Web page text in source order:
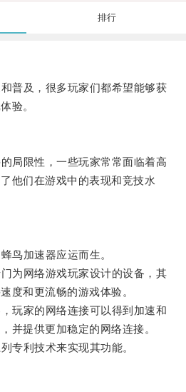
排行
及，很多玩家们都希望能够获
验。
限性，一些玩家常常面临着高
他们在游戏中的表现和竞技水
加速器应运而生。
网络游戏玩家设计的设备，其
度和更流畅的游戏体验。
家的网络连接可以得到加速和
并提供更加稳定的网络连接。
利技术来实现其功能。